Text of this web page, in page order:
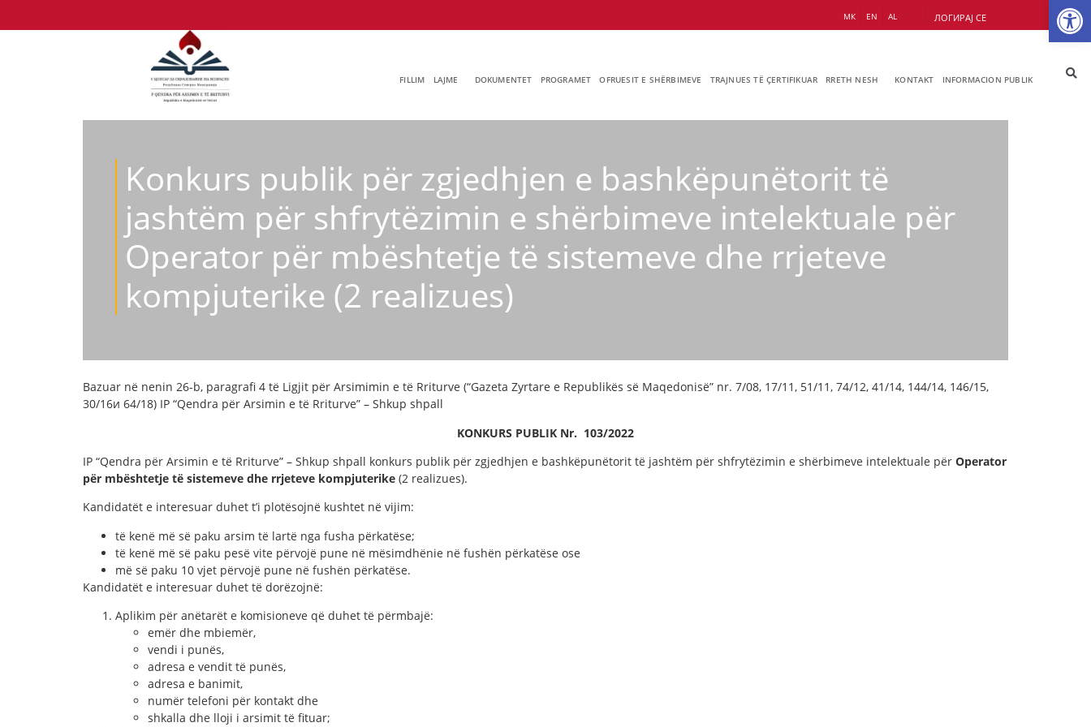
МК EN AL ЛОГИРАЈ СЕ
FILLIM LAJME DOKUMENTET PROGRAMET OFRUESIT E SHËRBIMEVE TRAJNUES TË ÇERTIFIKUAR RRETH NESH KONTAKT INFORMACION PUBLIK
Konkurs publik për zgjedhjen e bashkëpunëtorit të
jashtëm për shfrytëzimin e shërbimeve intelektuale për
Operator për mbështetje të sistemeve dhe rrjeteve
kompjuterike (2 realizues)
Bazuar në nenin 26-b, paragrafi 4 të Ligjit për Arsimimin e të Rriturve (“Gazeta Zyrtare e Republikës së Maqedonisë” nr. 7/08, 17/11, 51/11, 74/12, 41/14, 144/14, 146/15,
30/16и 64/18) IP “Qendra për Arsimin e të Rriturve” – Shkup shpall
KONKURS PUBLIK Nr. 103/2022
IP “Qendra për Arsimin e të Rriturve” – Shkup shpall konkurs publik për zgjedhjen e bashkëpunëtorit të jashtëm për shfrytëzimin e shërbimeve intelektuale për Operator
për mbështetje të sistemeve dhe rrjeteve kompjuterike (2 realizues).
Kandidatët e interesuar duhet t’i plotësojnë kushtet në vijim:
të kenë më së paku arsim të lartë nga fusha përkatëse;
të kenë më së paku pesë vite përvojë pune në mësimdhënie në fushën përkatëse ose
më së paku 10 vjet përvojë pune në fushën përkatëse.
Kandidatët e interesuar duhet të dorëzojnë:
Aplikim për anëtarët e komisioneve që duhet të përmbajë:
emër dhe mbiemër,
vendi i punës,
adresa e vendit të punës,
adresa e banimit,
numër telefoni për kontakt dhe
shkalla dhe lloji i arsimit të fituar;